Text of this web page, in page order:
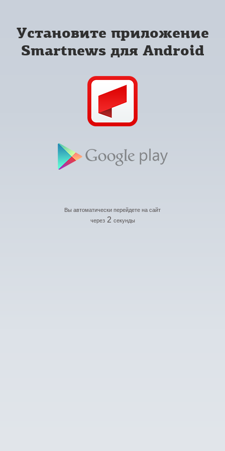
Установите приложение
Smartnews для Android
Вы автоматически перейдете на сайт
через 2 секунды